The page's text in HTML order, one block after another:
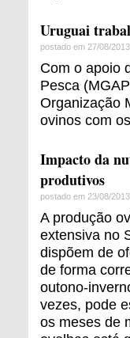
Uruguai
postado em 27/08/2013
Com o apoio
Pesca
Organização
ovinos com
Impacto da
produtivos
postado em 23/08/2013
A produção
extensiva no
dispõem de
de forma
outono-
vezes, pode
os meses de